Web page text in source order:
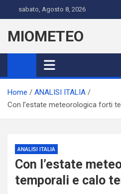
to
content
sabato, Agosto 8, 2026
MIOMETEO
Home
ANALISI ITALIA
Con l’estate meteorologica forti
ANALISI ITALIA
Con l’estate
temporali e calo